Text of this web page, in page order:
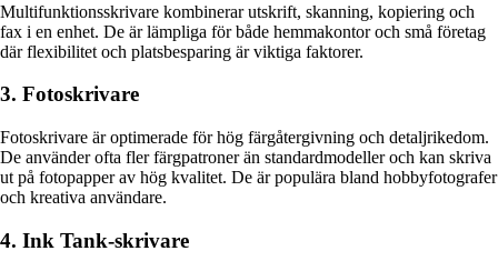
Multifunktionsskrivare kombinerar utskrift, skanning, kopiering och
fax i en enhet. De är lämpliga för både hemmakontor och små företag
där flexibilitet och platsbesparing är viktiga faktorer.
3. Fotoskrivare
Fotoskrivare är optimerade för hög färgåtergivning och detaljrikedom.
De använder ofta fler färgpatroner än standardmodeller och kan skriva
ut på fotopapper av hög kvalitet. De är populära bland hobbyfotografer
och kreativa användare.
4. Ink Tank-skrivare